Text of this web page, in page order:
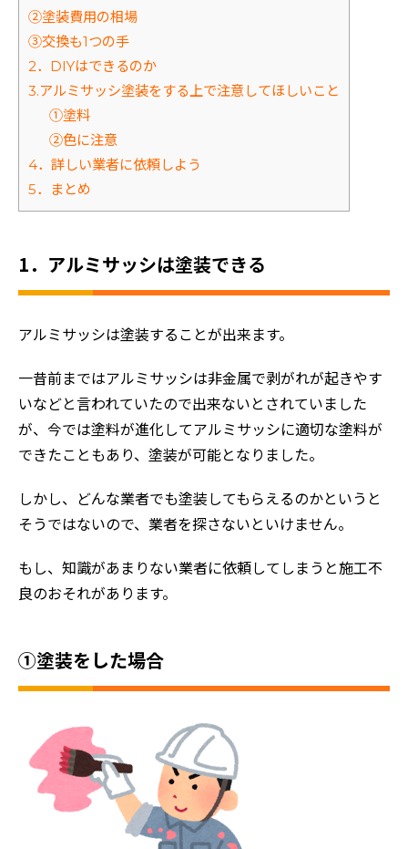
②塗装費用の相場
③交換も1つの手
2．DIYはできるのか
3.アルミサッシ塗装をする上で注意してほしいこと
①塗料
②色に注意
4．詳しい業者に依頼しよう
5．まとめ
1．アルミサッシは塗装できる
アルミサッシは塗装することが出来ます。
一昔前まではアルミサッシは非金属で剥がれが起きやす
いなどと言われていたので出来ないとされていました
が、今では塗料が進化してアルミサッシに適切な塗料が
できたこともあり、塗装が可能となりました。
しかし、どんな業者でも塗装してもらえるのかというと
そうではないので、業者を探さないといけません。
もし、知識があまりない業者に依頼してしまうと施工不
良のおそれがあります。
①塗装をした場合